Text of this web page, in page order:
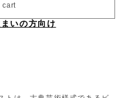
cart
いの方向け